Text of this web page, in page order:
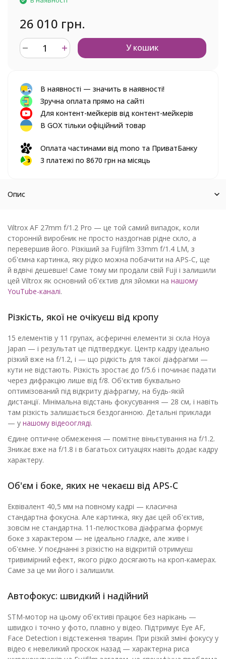
26 010 грн.
У кошик
В наявності — значить в наявності!
Зручна оплата прямо на сайті
Для контент-мейкерів від контент-мейкерів
В GOX тільки офіційний товар
Оплата частинами від mono та ПриватБанку
3 платежі по 8670 грн на місяць
Опис
Viltrox AF 27mm f/1.2 Pro — це той самий випадок, коли
сторонній виробник не просто наздогнав рідне скло, а
перевершив його. Різкіший за Fujifilm 33mm f/1.4 LM, з
об'ємна картинка, яку рідко можна побачити на APS-C, ще
й вдвічі дешевше! Саме тому ми продали свій Fuji і залишили
цей Viltrox як основний об'єктив для зйомки на нашому
YouTube-каналі.
Різкість, якої не очікуєш від кропу
15 елементів у 11 групах, асферичні елементи зі скла Hoya
Japan — і результат це підтверджує. Центр кадру ідеально
різкий вже на f/1.2, і — що рідкість для такої діафрагми —
кути не відстають. Різкість зростає до f/5.6 і починає падати
через дифракцію лише від f/8. Об'єктив буквально
оптимізований під відкриту діафрагму, на будь-якій
дистанції. Мінімальна відстань фокусування — 28 см, і навіть
там різкість залишається бездоганною. Детальні приклади
— у нашому відеоогляді.
Єдине оптичне обмеження — помітне віньєтування на f/1.2.
Зникає вже на f/1.8 і в багатьох ситуаціях навіть додає кадру
характеру.
Об'єм і боке, яких не чекаєш від APS-C
Еквівалент 40,5 мм на повному кадрі — класична
стандартна фокусна. Але картинка, яку дає цей об'єктив,
зовсім не стандартна. 11-пелюсткова діафрагма формує
боке з характером — не ідеально гладке, але живе і
об'ємне. У поєднанні з різкістю на відкритій отримуєш
тривимірний ефект, якого рідко досягають на кроп-камерах.
Саме за це ми його і залишили.
Автофокус: швидкий і надійний
STM-мотор на цьому об'єктиві працює без нарікань —
швидко і точно у фото, плавно у відео. Підтримує Eye AF,
Face Detection і відстеження тварин. При різкій зміні фокусу у
відео є невеликий проскок назад — характерна риса